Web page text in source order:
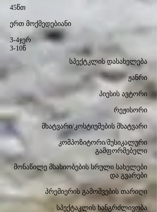
45წთ
ერთ მოქმედებიანი
3-4ჯერ
3-10წ
სპექტკლის დასახელება
ჟანრი
პიესის ავტორი
რეჟისორი
მხატვარი/კოსტიუმების მხატვარი
კომპოზიტორი/მუსიკალური
გამფორმებელი
მონაწილე მსახიობების სრული სახელები
და გვარები
პრემიერის გამოშვების თარიღი
სპექტაკლის ხანგრძლივობა